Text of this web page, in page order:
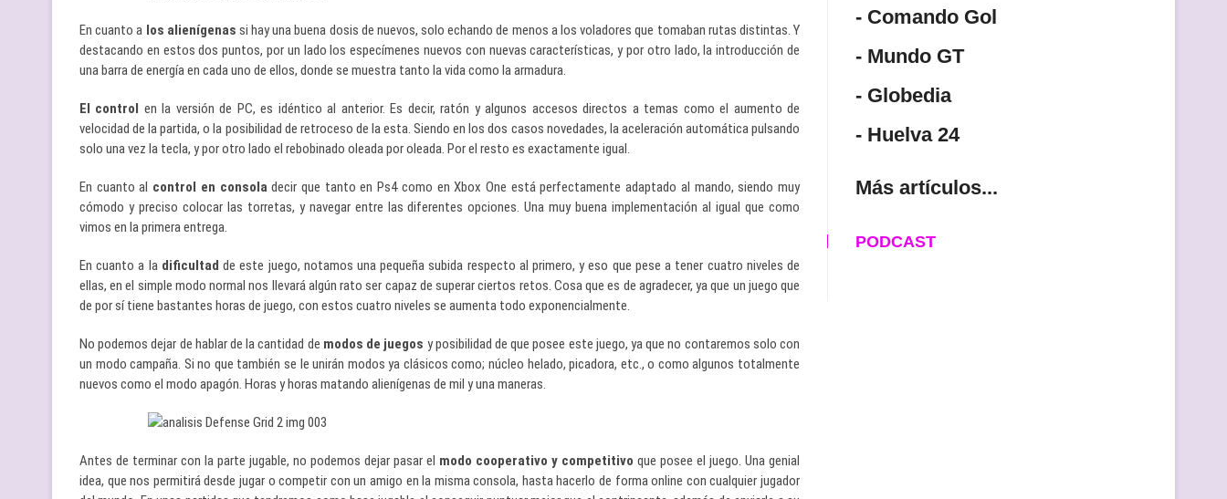
En cuanto a los alienígenas si hay una buena dosis de nuevos, solo echando de menos a los voladores que tomaban rutas distintas. Y
destacando en estos dos puntos, por un lado los especímenes nuevos con nuevas características, y por otro lado, la introducción de
una barra de energía en cada uno de ellos, donde se muestra tanto la vida como la armadura.
El control en la versión de PC, es idéntico al anterior. Es decir, ratón y algunos accesos directos a temas como el aumento de
velocidad de la partida, o la posibilidad de retroceso de la esta. Siendo en los dos casos novedades, la aceleración automática pulsando
solo una vez la tecla, y por otro lado el rebobinado oleada por oleada. Por el resto es exactamente igual.
En cuanto al control en consoladecir que tanto en Ps4 como en Xbox One está perfectamente adaptado al mando, siendo muy
cómodo y preciso colocar las torretas, y navegar entre las diferentes opciones. Una muy buena implementación al igual que como
vimos en la primera entrega.
En cuanto a la dificultadde este juego, notamos una pequeña subida respecto al primero, y eso que pese a tener cuatro niveles de
ellas, en el simple modo normal nos llevará algún rato ser capaz de superar ciertos retos. Cosa que es de agradecer, ya que un juego que
de por sí tiene bastantes horas de juego, con estos cuatro niveles se aumenta todo exponencialmente.
No podemos dejar de hablar de la cantidad de modos de juegos y posibilidad de que posee este juego, ya que no contaremos solo con
un modo campaña. Si no que también se le unirán modos ya clásicos como; núcleo helado, picadora, etc., o como algunos totalmente
nuevos como el modo apagón. Horas y horas matando alienígenas de mil y una maneras.
Antes de terminar con la parte jugable, no podemos dejar pasar el modo cooperativo y competitivo que posee el juego. Una genial
idea, que nos permitirá desde jugar o competir con un amigo en la misma consola, hasta hacerlo de forma online con cualquier jugador
- Comando Gol
- Mundo GT
- Globedia
- Huelva 24
Más artículos...
PODCAST